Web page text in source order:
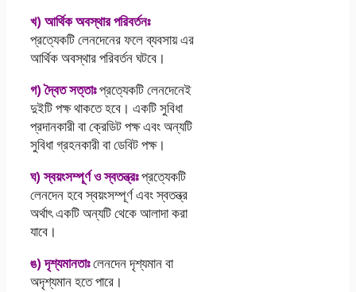
খ) আর্থিক অবস্থার পরিবর্তনঃ
প্রত্যেকটি লেনদেনের ফলে ব্যবসায় এর
আর্থিক অবস্থার পরিবর্তন ঘটবে।
গ) দ্বৈত সত্তাঃপ্রত্যেকটি লেনদেনেই
দুইটি পক্ষ থাকতে হবে। একটি সুবিধা
প্রদানকারী বা ক্রেডিট পক্ষ এবং অন্যটি
সুবিধা গ্রহনকারী বা ডেবিট পক্ষ।
ঘ) স্বয়ংসম্পূর্ণ ও স্বতন্ত্রঃপ্রত্যেকটি
লেনদেন হবে স্বয়ংসম্পূর্ণ এবং স্বতন্ত্র
অর্থাৎ একটি অন্যটি থেকে আলাদা করা
যাবে।
ঙ) দৃশ্যমানতাঃলেনদেন দৃশ্যমান বা
অদৃশ্যমান হতে পারে।